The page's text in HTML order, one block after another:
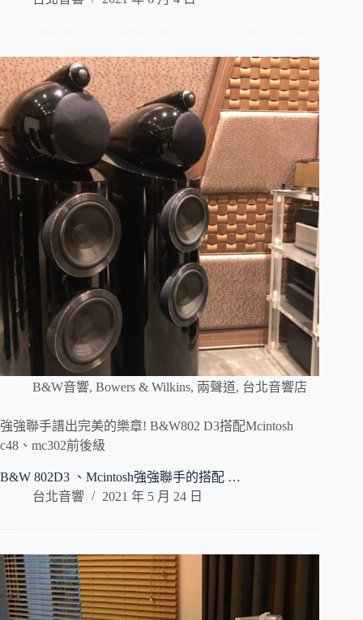
B&W音響, Bowers & Wilkins, 兩聲道, 台北音響店
強強聯手譜出完美的樂章! B&W802 D3搭配Mcintosh
c48、mc302前後級
B&W 802D3 、Mcintosh強強聯手的搭配 …
台北音響
2021 年 5 月 24 日